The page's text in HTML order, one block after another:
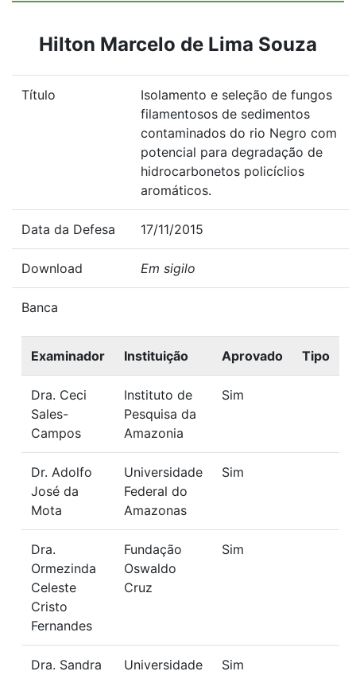
Hilton Marcelo de Lima Souza
Título
Isolamento e seleção de fungos
filamentosos de sedimentos
contaminados do rio Negro com
potencial para degradação de
hidrocarbonetos policíclios
aromáticos.
Data da Defesa 17/11/2015
Download Em sigilo
Banca
Examinador Instituição Aprovado Tipo
Dra. Ceci
Sales-
Campos
Instituto de
Pesquisa da
Amazonia
Sim
Dr. Adolfo
José da
Mota
Universidade
Federal do
Amazonas
Sim
Dra.
Ormezinda
Celeste
Cristo
Fernandes
Fundação
Oswaldo
Cruz
Sim
Dra. Sandra
Universidade
Sim